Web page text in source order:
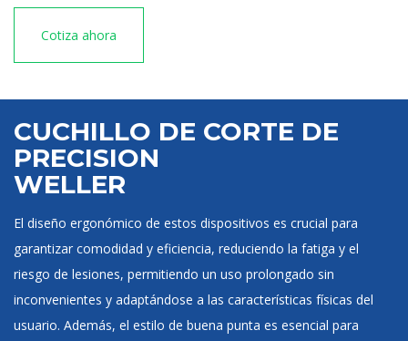
Cotiza ahora
CUCHILLO DE CORTE DE
PRECISION
WELLER
El diseño ergonómico de estos dispositivos es crucial para
garantizar comodidad y eficiencia, reduciendo la fatiga y el
riesgo de lesiones, permitiendo un uso prolongado sin
inconvenientes y adaptándose a las características físicas del
usuario. Además, el estilo de buena punta es esencial para